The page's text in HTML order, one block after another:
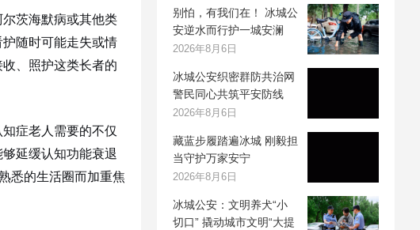
茨海默病或其他类
随时可能走失或情
、照护这类长者的
症老人需要的不仅
延缓认知功能衰退
悉的生活圈而加重焦
别怕，有我们在！ 冰城公
安逆水而行护一城安澜
2026年8月6日
冰城公安织密群防共治网
警民同心共筑平安防线
2026年8月6日
藏蓝步履踏遍冰城 刚毅担
当守护万家安宁
2026年8月6日
冰城公安：文明养犬“小
切口” 撬动城市文明“大提